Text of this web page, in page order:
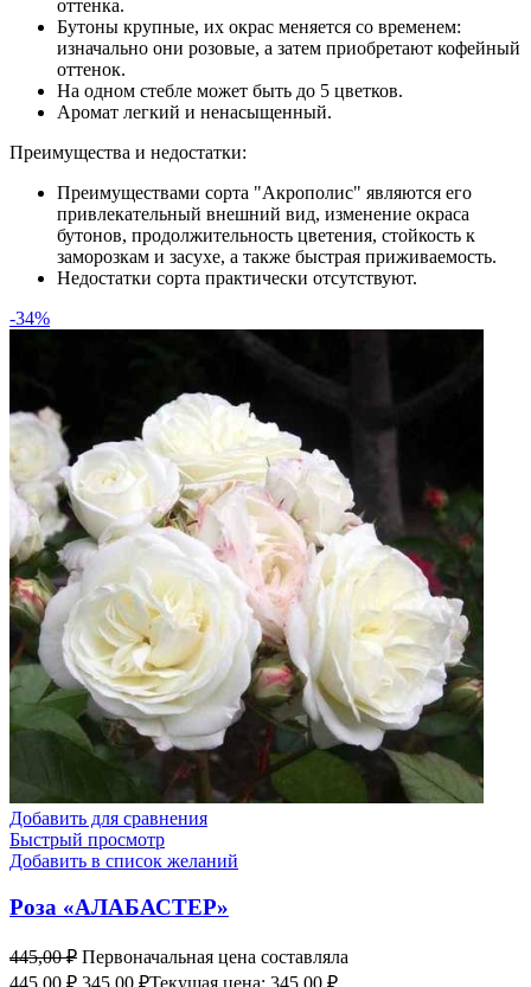
оттенка.
Бутоны крупные, их окрас меняется со временем:
изначально они розовые, а затем приобретают кофейный
оттенок.
На одном стебле может быть до 5 цветков.
Аромат легкий и ненасыщенный.
Преимущества и недостатки:
Преимуществами сорта "Акрополис" являются его
привлекательный внешний вид, изменение окраса
бутонов, продолжительность цветения, стойкость к
заморозкам и засухе, а также быстрая приживаемость.
Недостатки сорта практически отсутствуют.
-34%
Добавить для сравнения
Быстрый просмотр
Добавить в список желаний
Роза «АЛАБАСТЕР»
445,00₽ Первоначальная цена составляла
445,00 ₽.345,00 ₽Текущая цена: 345,00 ₽.